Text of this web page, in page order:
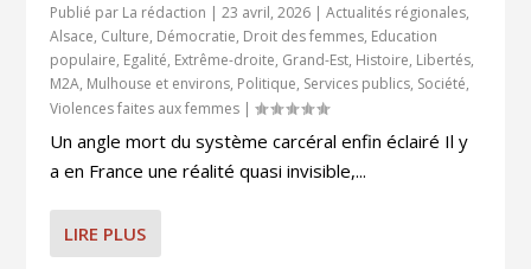
Publié par La rédaction |23 avril, 2026 |Actualités régionales,
Alsace, Culture, Démocratie, Droit des femmes, Education
populaire, Egalité, Extrême-droite, Grand-Est, Histoire, Libertés,
M2A, Mulhouse et environs, Politique, Services publics, Société,
Violences faites aux femmes |
Un angle mort du système carcéral enfin éclairé Il y
a en France une réalité quasi invisible,...
LIRE PLUS